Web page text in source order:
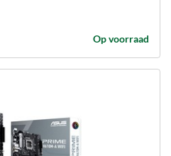
Op voorraad